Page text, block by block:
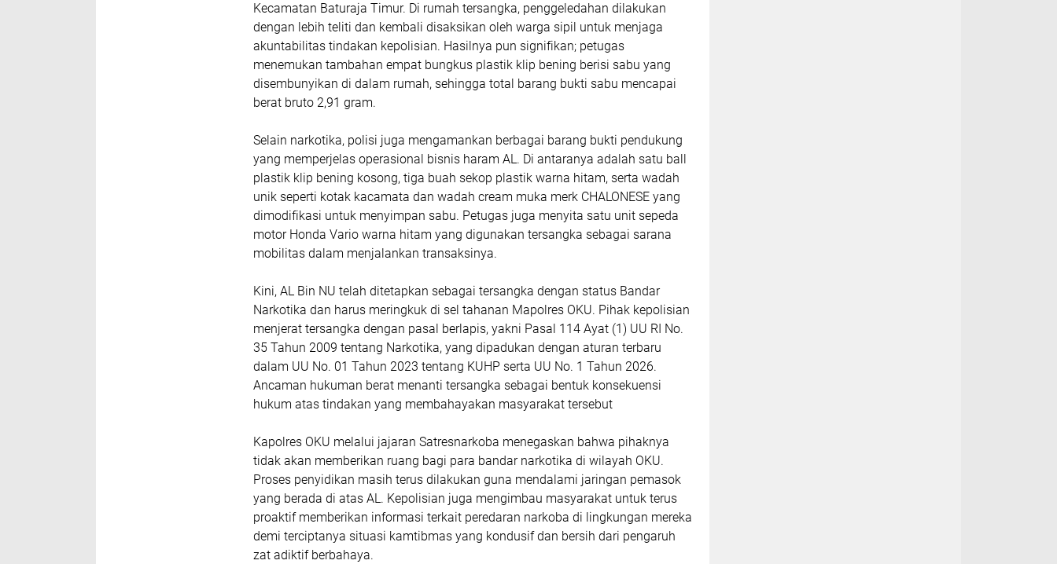
Kecamatan Baturaja Timur. Di rumah tersangka, penggeledahan dilakukan
dengan lebih teliti dan kembali disaksikan oleh warga sipil untuk menjaga
akuntabilitas tindakan kepolisian. Hasilnya pun signifikan; petugas
menemukan tambahan empat bungkus plastik klip bening berisi sabu yang
disembunyikan di dalam rumah, sehingga total barang bukti sabu mencapai
berat bruto 2,91 gram.
Selain narkotika, polisi juga mengamankan berbagai barang bukti pendukung
yang memperjelas operasional bisnis haram AL. Di antaranya adalah satu ball
plastik klip bening kosong, tiga buah sekop plastik warna hitam, serta wadah
unik seperti kotak kacamata dan wadah cream muka merk CHALONESE yang
dimodifikasi untuk menyimpan sabu. Petugas juga menyita satu unit sepeda
motor Honda Vario warna hitam yang digunakan tersangka sebagai sarana
mobilitas dalam menjalankan transaksinya.
Kini, AL Bin NU telah ditetapkan sebagai tersangka dengan status Bandar
Narkotika dan harus meringkuk di sel tahanan Mapolres OKU. Pihak kepolisian
menjerat tersangka dengan pasal berlapis, yakni Pasal 114 Ayat (1) UU RI No.
35 Tahun 2009 tentang Narkotika, yang dipadukan dengan aturan terbaru
dalam UU No. 01 Tahun 2023 tentang KUHP serta UU No. 1 Tahun 2026.
Ancaman hukuman berat menanti tersangka sebagai bentuk konsekuensi
hukum atas tindakan yang membahayakan masyarakat tersebut
Kapolres OKU melalui jajaran Satresnarkoba menegaskan bahwa pihaknya
tidak akan memberikan ruang bagi para bandar narkotika di wilayah OKU.
Proses penyidikan masih terus dilakukan guna mendalami jaringan pemasok
yang berada di atas AL. Kepolisian juga mengimbau masyarakat untuk terus
proaktif memberikan informasi terkait peredaran narkoba di lingkungan mereka
demi terciptanya situasi kamtibmas yang kondusif dan bersih dari pengaruh
zat adiktif berbahaya.